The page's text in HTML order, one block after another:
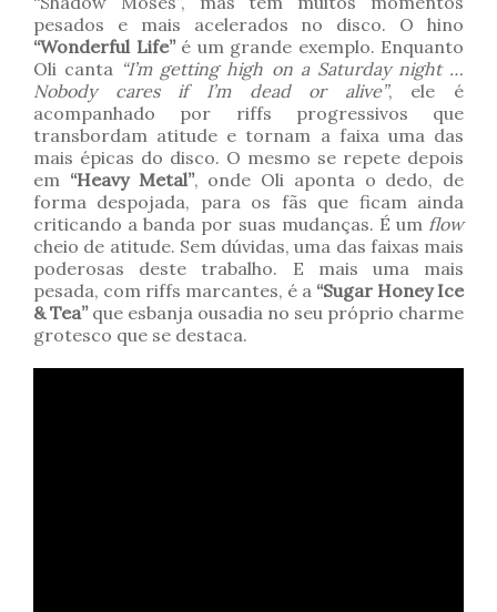
pesados e mais acelerados no disco. O hino
“Wonderful Life”é um grande exemplo. Enquanto
Oli canta “I’m getting high on a Saturday night …
Nobody cares if I’m dead or alive”, ele é
acompanhado por riffs progressivos que
transbordam atitude e tornam a faixa uma das
mais épicas do disco. O mesmo se repete depois
em “Heavy Metal”, onde Oli aponta o dedo, de
forma despojada, para os fãs que ficam ainda
criticando a banda por suas mudanças. É um flow
cheio de atitude. Sem dúvidas, uma das faixas mais
poderosas deste trabalho. E mais uma mais
pesada, com riffs marcantes, é a “Sugar Honey Ice
& Tea” que esbanja ousadia no seu próprio charme
grotesco que se destaca.